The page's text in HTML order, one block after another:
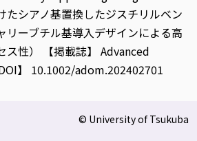
たシアノ基置換したジスチリルベン
リーブチル基導入デザインによる高
ス性） 【掲載誌】 Advanced
】 10.1002/adom.202402701
© University of Tsukuba